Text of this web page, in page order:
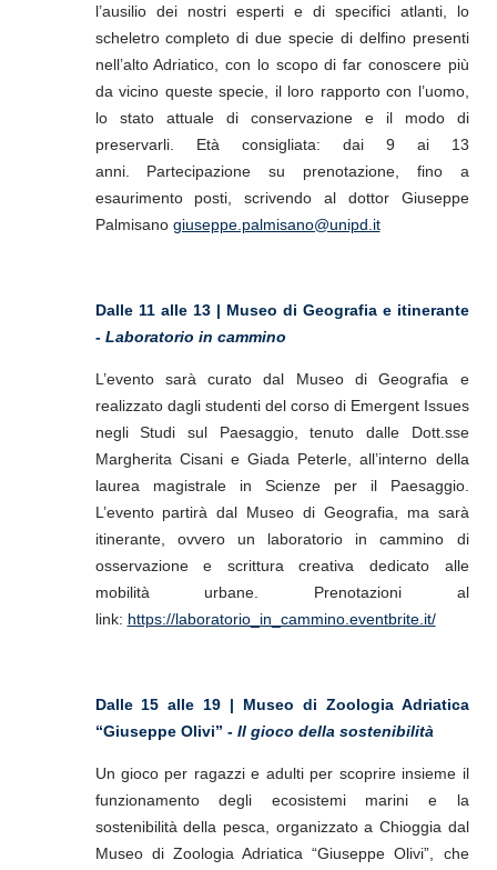
l’ausilio dei nostri esperti e di specifici atlanti, lo
scheletro completo di due specie di delfino presenti
nell’alto Adriatico, con lo scopo di far conoscere più
da vicino queste specie, il loro rapporto con l’uomo,
lo stato attuale di conservazione e il modo di
preservarli. Età consigliata: dai 9 ai 13
anni. Partecipazione su prenotazione, fino a
esaurimento posti, scrivendo al dottor Giuseppe
Palmisano giuseppe.palmisano@unipd.it
Dalle 11 alle 13 | Museo di Geografia e itinerante
- Laboratorio in cammino
L’evento sarà curato dal Museo di Geografia e
realizzato dagli studenti del corso di Emergent Issues
negli Studi sul Paesaggio, tenuto dalle Dott.sse
Margherita Cisani e Giada Peterle, all’interno della
laurea magistrale in Scienze per il Paesaggio.
L’evento partirà dal Museo di Geografia, ma sarà
itinerante, ovvero un laboratorio in cammino di
osservazione e scrittura creativa dedicato alle
mobilità urbane. Prenotazioni al
link: https://laboratorio_in_cammino.eventbrite.it/
Dalle 15 alle 19 | Museo di Zoologia Adriatica
“Giuseppe Olivi” - Il gioco della sostenibilità
Un gioco per ragazzi e adulti per scoprire insieme il
funzionamento degli ecosistemi marini e la
sostenibilità della pesca, organizzato a Chioggia dal
Museo di Zoologia Adriatica “Giuseppe Olivi”, che